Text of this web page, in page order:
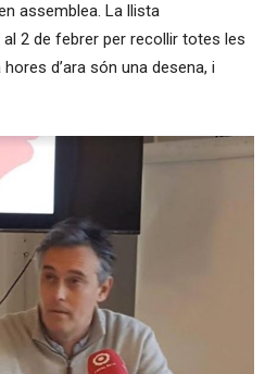
assemblea. La llista
2 de febrer per recollir totes les
d’ara són una desena, i